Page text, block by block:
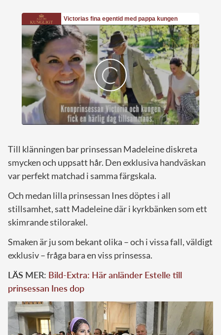
Till klänningen bar prinsessan Madeleine diskreta
smycken och uppsatt hår. Den exklusiva handväskan
var perfekt matchad i samma färgskala.
Och medan lilla prinsessan Ines döptes i all
stillsamhet, satt Madeleine där i kyrkbänken som ett
skimrande stilorakel.
Smaken är ju som bekant olika – och i vissa fall, väldigt
exklusiv – fråga bara en viss prinsessa.
LÄS MER: Bild-Extra: Här anländer Estelle till
prinsessan Ines dop